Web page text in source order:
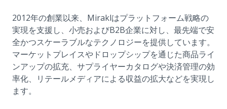
2012年の創業以来、Miraklはプラットフォーム戦略の
実現を支援し、小売およびB2B企業に対し、最先端で安
全かつスケーラブルなテクノロジーを提供しています。
マーケットプレイスやドロップシップを通じた商品ライ
ンアップの拡充、サプライヤーカタログや決済管理の効
率化、リテールメディアによる収益の拡大などを実現し
ます。